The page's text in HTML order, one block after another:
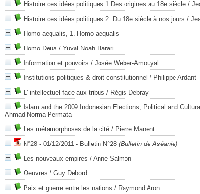
Histoire des idées politiques 1.Des origines au 18e siècle /
Histoire des idées politiques 2. Du 18e siècle à nos jours /
Homo aequalis, 1. Homo aequalis
Homo Deus / Yuval Noah Harari
Information et pouvoirs / Josée Weber-Amouyal
Institutions politiques & droit constitutionnel / Philippe Ardant
L' intellectuel face aux tribus / Régis Debray
Islam and the 2009 Indonesian Elections, Political and
Ahmad-Norma Permata
Les métamorphoses de la cité / Pierre Manent
N°28 - 01/12/2011 - Bulletin N°28 (Bulletin de Aséanie)
Les nouveaux empires / Anne Salmon
Oeuvres / Guy Debord
Paix et guerre entre les nations / Raymond Aron